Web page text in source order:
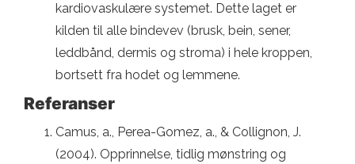
kardiovaskulære systemet. Dette laget er
kilden til alle bindevev (brusk, bein, sener,
leddbånd, dermis og stroma) i hele kroppen,
bortsett fra hodet og lemmene.
Referanser
Camus, a., Perea-Gomez, a., & Collignon, J.
(2004). Opprinnelse, tidlig mønstring og